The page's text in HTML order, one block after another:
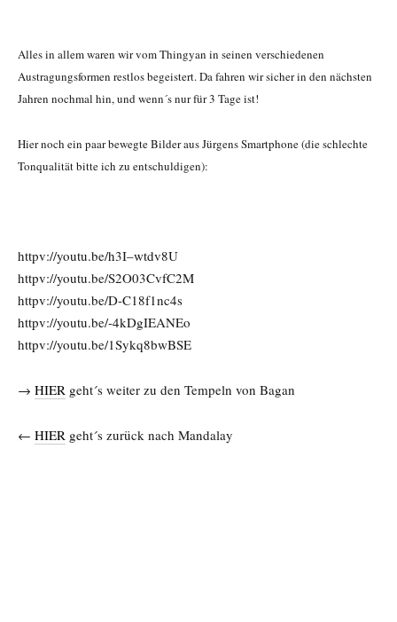
Alles in allem waren wir vom Thingyan in seinen verschiedenen
Austragungsformen restlos begeistert. Da fahren wir sicher in den nächsten
Jahren nochmal hin, und wenn´s nur für 3 Tage ist!
Hier noch ein paar bewegte Bilder aus Jürgens Smartphone (die schlechte
Tonqualität bitte ich zu entschuldigen):
httpv://youtu.be/h3I–wtdv8U
httpv://youtu.be/S2O03CvfC2M
httpv://youtu.be/D-C18f1nc4s
httpv://youtu.be/-4kDgIEANEo
httpv://youtu.be/1Sykq8bwBSE
→ HIER geht´s weiter zu den Tempeln von Bagan
← HIER geht´s zurück nach Mandalay